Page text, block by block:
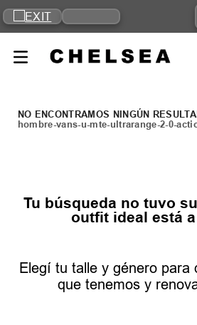
hombre-vans-u-mte-ultrarange-2-0-
Tu búsqueda no tuvo
outfit ideal está
Elegí tu talle y género para
que tenemos y